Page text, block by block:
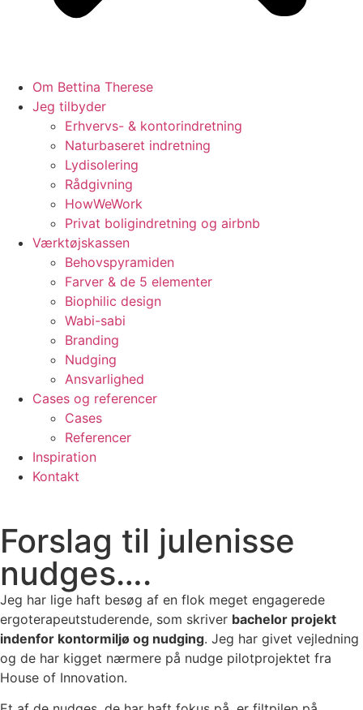
Om Bettina Therese
Jeg tilbyder
Erhvervs- & kontorindretning
Naturbaseret indretning
Lydisolering
Rådgivning
HowWeWork
Privat boligindretning og airbnb
Værktøjskassen
Behovspyramiden
Farver & de 5 elementer
Biophilic design
Wabi-sabi
Branding
Nudging
Ansvarlighed
Cases og referencer
Cases
Referencer
Inspiration
Kontakt
Forslag til julenisse
nudges….
Jeg har lige haft besøg af en flok meget engagerede
ergoterapeutstuderende, som skriver bachelor projekt
indenfor kontormiljø og nudging. Jeg har givet vejledning
og de har kigget nærmere på nudge pilotprojektet fra
House of Innovation.